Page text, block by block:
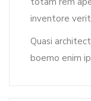
inventore
Quasi
boemo enim